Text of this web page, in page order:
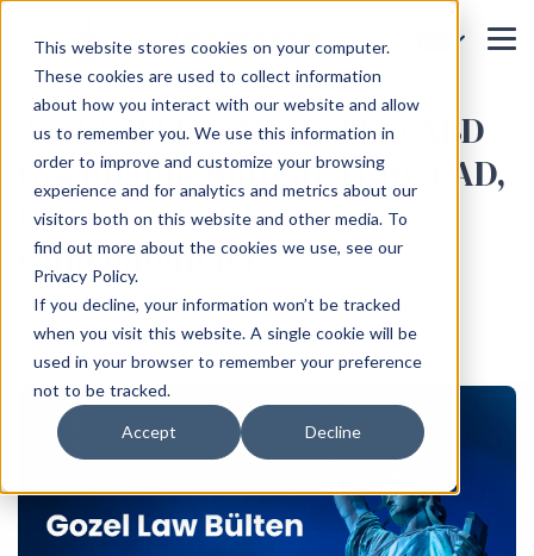
This website stores cookies on your computer.
These cookies are used to collect information
about how you interact with our website and allow
us to remember you. We use this information in
order to improve and customize your browsing
experience and for analytics and metrics about our
visitors both on this website and other media. To
find out more about the cookies we use, see our
Privacy Policy.
If you decline, your information won’t be tracked
when you visit this website. A single cookie will be
used in your browser to remember your preference
not to be tracked.
Accept Decline
Aralık 2025 – Ocak 2026 ABD
Göçmenlik Bülteni: H-1B, EAD,
DV Lottery ve Diğer
Güncellemeler
Ana Sayfa Blog